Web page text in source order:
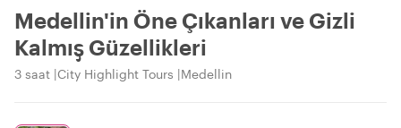
Medellin'in Öne Çıkanları ve Gizli
Kalmış Güzellikleri
3 saat City Highlight Tours Medellin